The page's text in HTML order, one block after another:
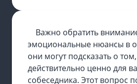
Важно обратить
эмоциональные нюансы в
они могут подсказать о
действительно ценно для
собеседника. Этот вопрос